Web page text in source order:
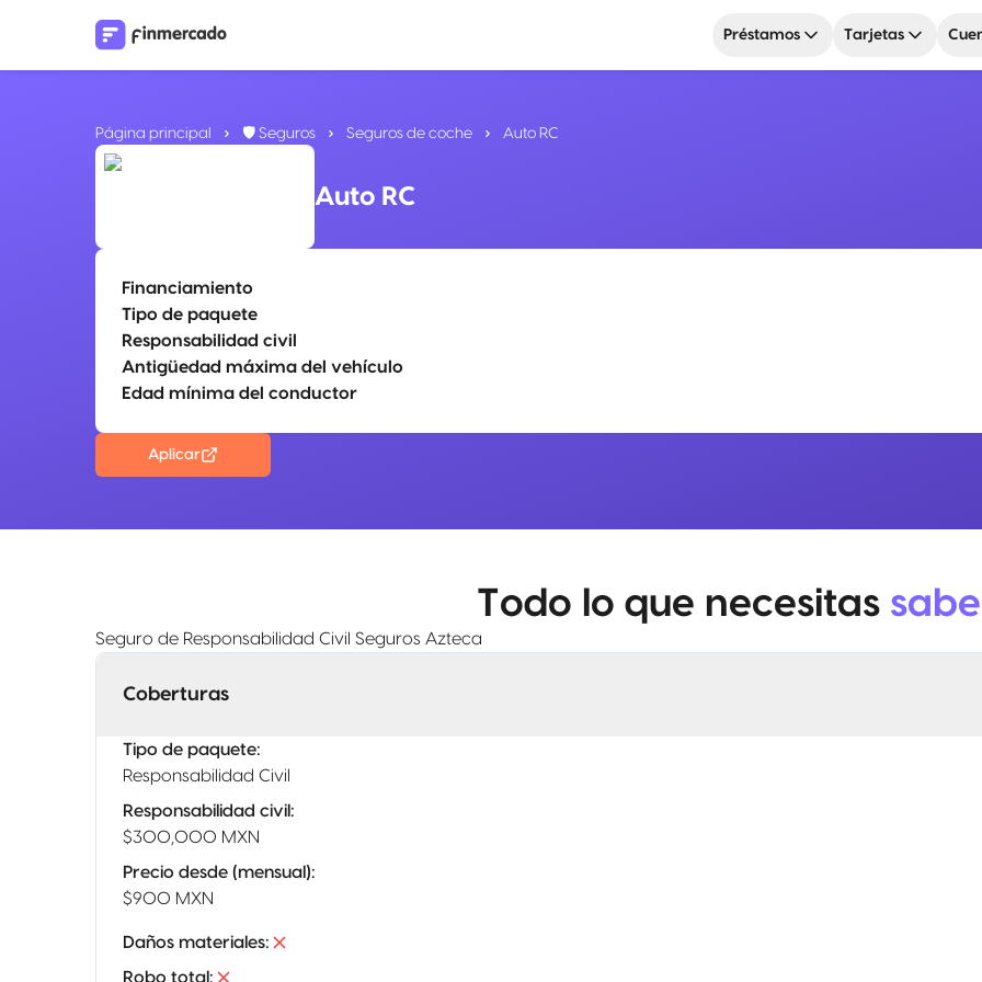
Préstamos Tarjetas
Página principal 🛡️ Seguros Seguros de coche Auto RC
Auto RC
Financiamiento
Tipo de paquete
Responsabilidad civil
Antigüedad máxima del vehículo
Edad mínima del conductor
Aplicar
Todo lo que necesitas
Seguro de Responsabilidad Civil Seguros Azteca
Coberturas
Tipo de paquete:
Responsabilidad Civil
Responsabilidad civil :
$300,000 MXN
Precio desde (mensual):
$900 MXN
Daños materiales:
Robo total :